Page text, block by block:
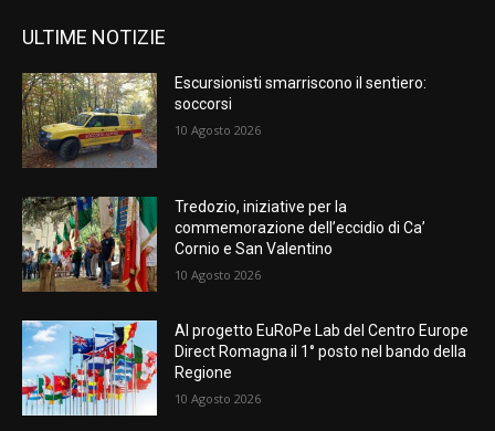
ULTIME NOTIZIE
Escursionisti smarriscono il sentiero:
soccorsi
10 Agosto 2026
Tredozio, iniziative per la
commemorazione dell’eccidio di Ca’
Cornio e San Valentino
10 Agosto 2026
Al progetto EuRoPe Lab del Centro Europe
Direct Romagna il 1° posto nel bando della
Regione
10 Agosto 2026